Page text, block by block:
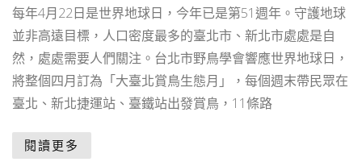
每年4月22日是世界地球日，今年已是第51週年。守護地球
並非高遠目標，人口密度最多的臺北市、新北市處處是自
然，處處需要人們關注。台北市野鳥學會響應世界地球日，
將整個四月訂為「大臺北賞鳥生態月」，每個週末帶民眾在
臺北、新北捷運站、臺鐵站出發賞鳥，11條路
閱讀更多